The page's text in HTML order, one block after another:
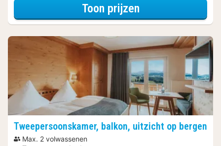
Toon prijzenvoor
Tweepersoonskamer, balkon, uitzicht op bergen
Max. 2 volwassenen